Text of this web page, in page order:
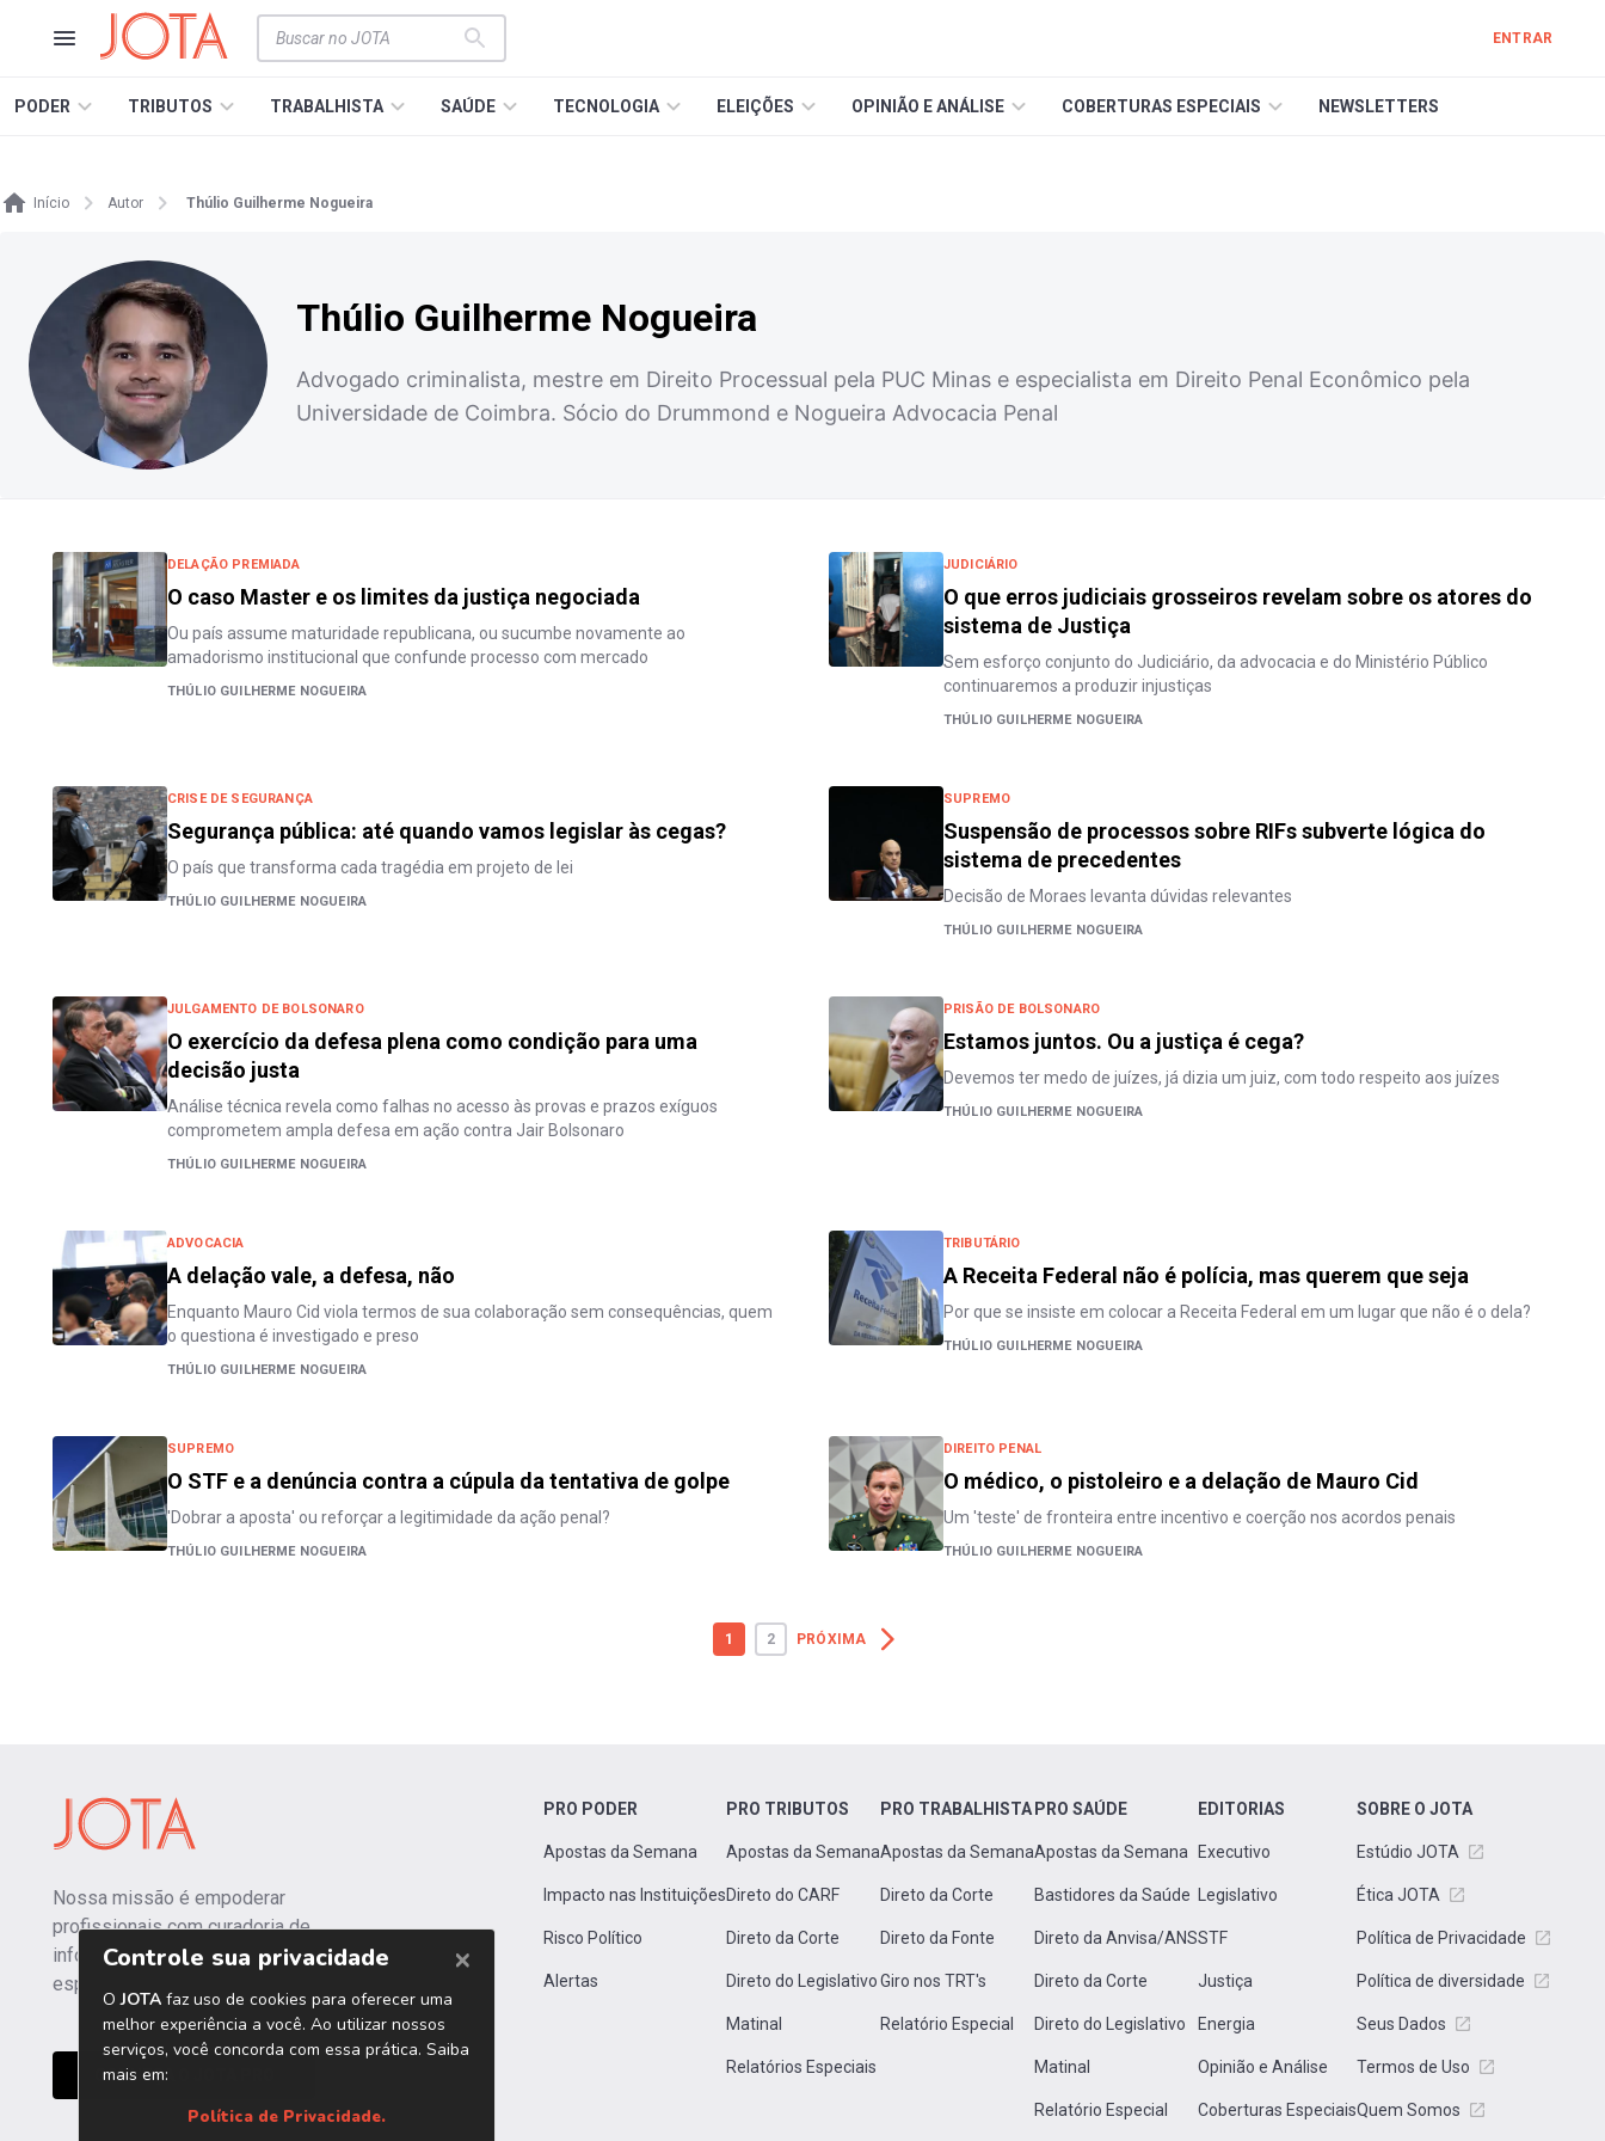
ENTRAR
PODER TRIBUTOS TRABALHISTA SAÚDE TECNOLOGIA ELEIÇÕES OPINIÃO E ANÁLISE COBERTURAS ESPECIAIS NEWSLETTERS
Início Autor Thúlio Guilherme Nogueira
Thúlio Guilherme Nogueira
Advogado criminalista, mestre em Direito Processual pela PUC Minas e especialista em Direito Penal Econômico pela
Universidade de Coimbra. Sócio do Drummond e Nogueira Advocacia Penal
DELAÇÃO PREMIADA
O caso Master e os limites da justiça negociada
Ou país assume maturidade republicana, ou sucumbe novamente ao
amadorismo institucional que confunde processo com mercado
THÚLIO GUILHERME NOGUEIRA
JUDICIÁRIO
O que erros judiciais grosseiros revelam sobre os atores do
sistema de Justiça
Sem esforço conjunto do Judiciário, da advocacia e do Ministério Público
continuaremos a produzir injustiças
THÚLIO GUILHERME NOGUEIRA
CRISE DE SEGURANÇA
Segurança pública: até quando vamos legislar às cegas?
O país que transforma cada tragédia em projeto de lei
THÚLIO GUILHERME NOGUEIRA
SUPREMO
Suspensão de processos sobre RIFs subverte lógica do
sistema de precedentes
Decisão de Moraes levanta dúvidas relevantes
THÚLIO GUILHERME NOGUEIRA
JULGAMENTO DE BOLSONARO
O exercício da defesa plena como condição para uma
decisão justa
Análise técnica revela como falhas no acesso às provas e prazos exíguos
comprometem ampla defesa em ação contra Jair Bolsonaro
THÚLIO GUILHERME NOGUEIRA
PRISÃO DE BOLSONARO
Estamos juntos. Ou a justiça é cega?
Devemos ter medo de juízes, já dizia um juiz, com todo respeito aos juízes
THÚLIO GUILHERME NOGUEIRA
ADVOCACIA
A delação vale, a defesa, não
Enquanto Mauro Cid viola termos de sua colaboração sem consequências, quem
o questiona é investigado e preso
THÚLIO GUILHERME NOGUEIRA
TRIBUTÁRIO
A Receita Federal não é polícia, mas querem que seja
Por que se insiste em colocar a Receita Federal em um lugar que não é o dela?
THÚLIO GUILHERME NOGUEIRA
SUPREMO
O STF e a denúncia contra a cúpula da tentativa de golpe
'Dobrar a aposta' ou reforçar a legitimidade da ação penal?
THÚLIO GUILHERME NOGUEIRA
DIREITO PENAL
O médico, o pistoleiro e a delação de Mauro Cid
Um 'teste' de fronteira entre incentivo e coerção nos acordos penais
THÚLIO GUILHERME NOGUEIRA
1 2 PRÓXIMA
Nossa missão é empoderar
profissionais com curadoria de
informações independentes e
especializadas.
CONHEÇA O JOTA PRO
PRO PODER
Apostas da Semana
Impacto nas Instituições
Risco Político
Alertas
PRO TRIBUTOS
Apostas da Semana
Direto do CARF
Direto da Corte
Direto do Legislativo
Matinal
Relatórios Especiais
PRO TRABALHISTA
Apostas da Semana
Direto da Corte
Direto da Fonte
Giro nos TRT's
Relatório Especial
PRO SAÚDE
Apostas da Semana
Bastidores da Saúde
Direto da Anvisa/ANS
Direto da Corte
Direto do Legislativo
Matinal
Relatório Especial
EDITORIAS
Executivo
Legislativo
STF
Justiça
Energia
Opinião e Análise
Coberturas Especiais
SOBRE O JOTA
Estúdio JOTA
Ética JOTA
Política de Privacidade
Política de diversidade
Seus Dados
Termos de Uso
Quem Somos